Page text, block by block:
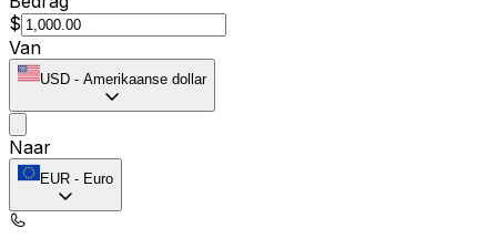
$
Van
USD - Amerikaanse dollar
Naar
EUR - Euro